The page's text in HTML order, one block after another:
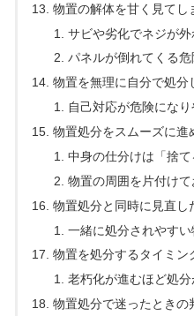
物置の解体を甘く見てし
サビや劣化でネジが
パネルが倒れてくる危
物置を無理に自分で処分
自己対応が危険にな
物置処分をスムーズに進
中身の仕分けは「捨
物置の周囲を片付けて
物置処分と同時に見直し
一緒に処分されやすい
物置を処分するタイミン
老朽化が進むほど処
物置処分で迷ったときの